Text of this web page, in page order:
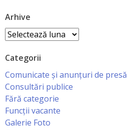
Arhive
Arhive
Categorii
Comunicate și anunțuri de presă
Consultări publice
Fără categorie
Funcții vacante
Galerie Foto